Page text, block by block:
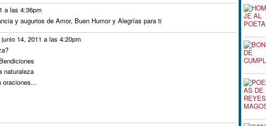
a las 4:36pm
y augurios de Amor, Buen Humor y Alegrías para ti
14, 2011 a las 4:20pm
naturaleza
oraciones...